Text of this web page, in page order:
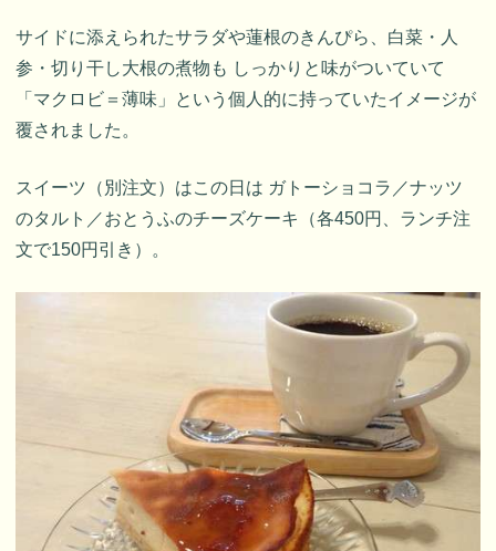
サイドに添えられたサラダや蓮根のきんぴら、白菜・人
参・切り干し大根の煮物も しっかりと味がついていて
「マクロビ＝薄味」という個人的に持っていたイメージが
覆されました。
スイーツ（別注文）はこの日は ガトーショコラ／ナッツ
のタルト／おとうふのチーズケーキ（各450円、ランチ注
文で150円引き）。